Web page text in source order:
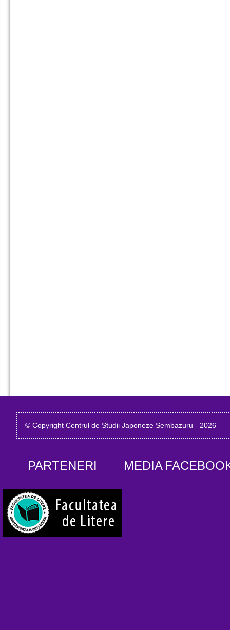
© Copyright Centrul de Studii Japoneze Sembazuru - 2026
PARTENERI MEDIA